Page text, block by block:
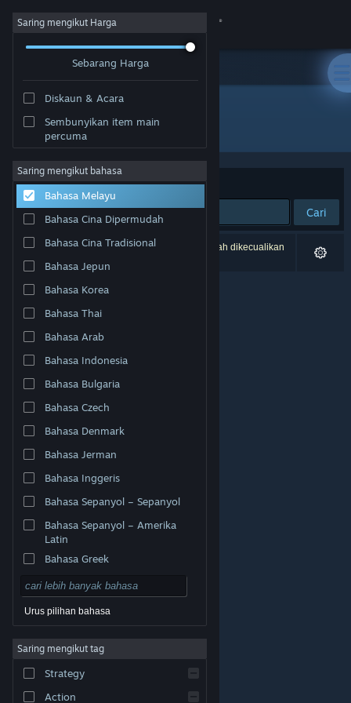
Sign in
Tentang
Sokongan
Ubah bahasa
Dapatkan Steam Mobile App
Lihat laman web desktop
© Valve Corporation. Hak cipta terpelihara. Semua
tanda dagangan ialah hak milik pemilik masing-masing
Perundangan|Accessibility
Steam| Bayaran balik
Saring mengikut Harga
Sebarang Harga
Diskaun & Acara
Sembunyikan item main
percuma
Saring mengikut bahasa
Bahasa Melayu
Bahasa Cina Dipermudah
Bahasa Cina Tradisional
Bahasa Jepun
Bahasa Korea
Bahasa Thai
Bahasa Arab
Bahasa Indonesia
Bahasa Bulgaria
Bahasa Czech
Bahasa Denmark
Bahasa Jerman
Bahasa Inggeris
Bahasa Sepanyol – Sepanyol
Bahasa Sepanyol – Amerika
Latin
Bahasa Greek
Urus pilihan bahasa
Saring mengikut tag
Strategy
Action
Penerbit: Moving Pixel Games
Susun mengikut Perkaitan
Cari
0 hasil sepadan dengan carian anda. 1 tajuk telah dikecualikan
berdasarkan pilihan anda.